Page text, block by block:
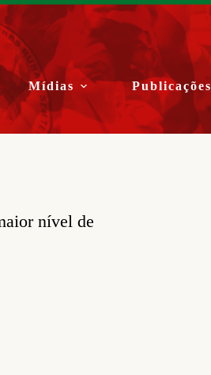
Mídias Publicações
nível de